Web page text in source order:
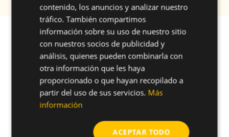
Referencias Aplicaciones
FILTRAR POR:
Referencia
Longitud
Del Tornillo unfold_more
Longitud
Del Anclaje
contenido, los anuncios y analizar nuestro
tráfico. También compartimos
información sobre su uso de nuestro sitio
con nuestros socios de publicidad y
análisis, quienes pueden combinarla con
otra información que les haya
proporcionado o que hayan recopilado a
partir del uso de sus servicios. Más
información
ACEPTAR TODO